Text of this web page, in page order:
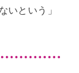
いという」